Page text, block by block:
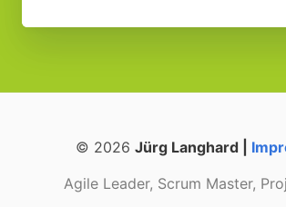
© 2026 Jürg Langhard |
Agile Leader, Scrum Master,